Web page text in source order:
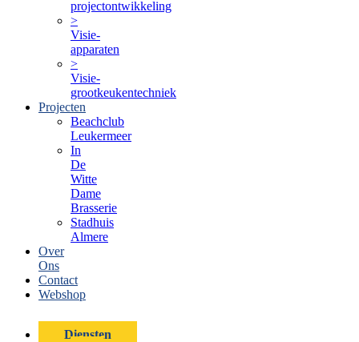
projectontwikkeling
>
Visie-
apparaten
>
Visie-
grootkeukentechniek
Projecten
Beachclub
Leukermeer
In
De
Witte
Dame
Brasserie
Stadhuis
Almere
Over
Ons
Contact
Webshop
Diensten